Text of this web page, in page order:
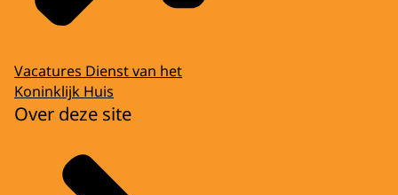
Vacatures Dienst van het
Koninklijk Huis
Over deze site